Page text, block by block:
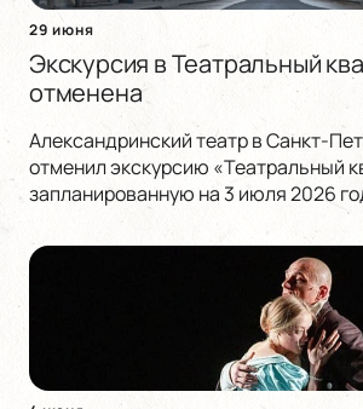
29 июня
Экскурсия в Театральный
отменена
Александринский театр в Санкт-
отменил экскурсию «Театральный
запланированную на 3 июля 2026